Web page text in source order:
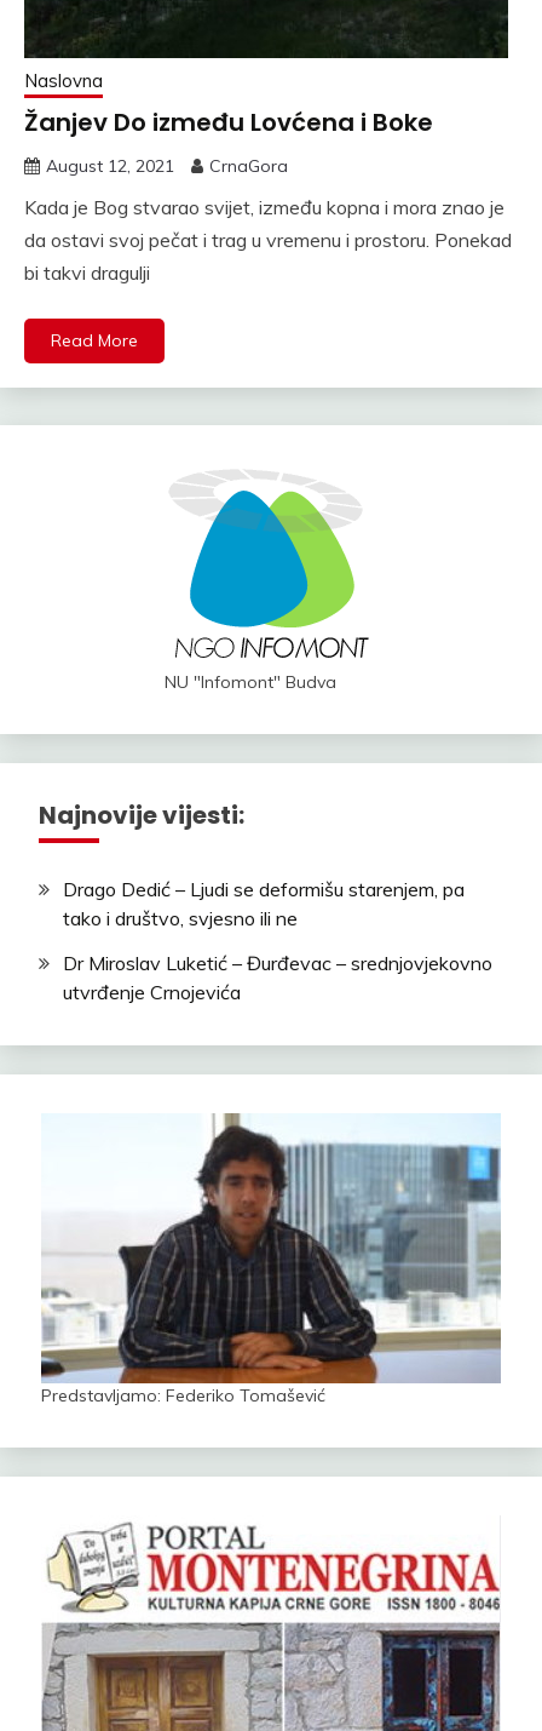
Naslovna
Žanjev Do između Lovćena i Boke
August 12, 2021 CrnaGora
Kada je Bog stvarao svijet, između kopna i mora znao je
da ostavi svoj pečat i trag u vremenu i prostoru. Ponekad
bi takvi dragulji
Read More
NU "Infomont" Budva
Najnovije vijesti:
Drago Dedić – Ljudi se deformišu starenjem, pa
tako i društvo, svjesno ili ne
Dr Miroslav Luketić – Đurđevac – srednjovjekovno
utvrđenje Crnojevića
Predstavljamo: Federiko Tomašević